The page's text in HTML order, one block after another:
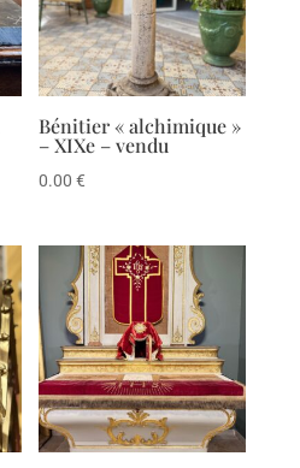
Bénitier « alchimique »
– XIXe – vendu
0.00€